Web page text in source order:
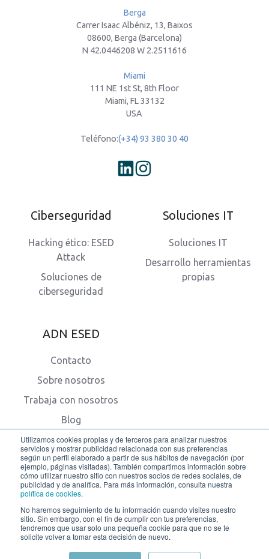
Utilizamos cookies propias y de terceros para analizar nuestros
servicios y mostrar publicidad relacionada con sus preferencias
según un perfil elaborado a partir de sus hábitos de navegación (por
ejemplo, páginas visitadas). También compartimos información sobre
cómo utilizar nuestro sitio con nuestros socios de redes sociales, de
publicidad y de analítica. Para más información, consulta nuestra
política de cookies.
No haremos seguimiento de tu información cuando visites nuestro
sitio. Sin embargo, con el fin de cumplir con tus preferencias,
tendremos que usar solo una pequeña cookie para que no se te
solicite volver a tomar esta decisión de nuevo.
Berga
Carrer Isaac Albéniz, 13, Baixos
08600, Berga (Barcelona)
N 42.0446208 W 2.2511616
Miami
111 NE 1st St, 8th Floor
Miami, FL 33132
USA
Teléfono:(+34) 93 380 30 40
Ciberseguridad
Hacking ético: ESED
Attack
Soluciones de
ciberseguridad
Soluciones IT
Soluciones IT
Desarrollo herramientas
propias
ADN ESED
Contacto
Sobre nosotros
Trabaja con nosotros
Blog
Aviso legal
Política de privacidad
Política de cookies